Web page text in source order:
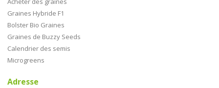
Graines Hybride F1
Bolster Bio Graines
Graines de Buzzy Seeds
Calendrier des semis
Microgreens
Adresse